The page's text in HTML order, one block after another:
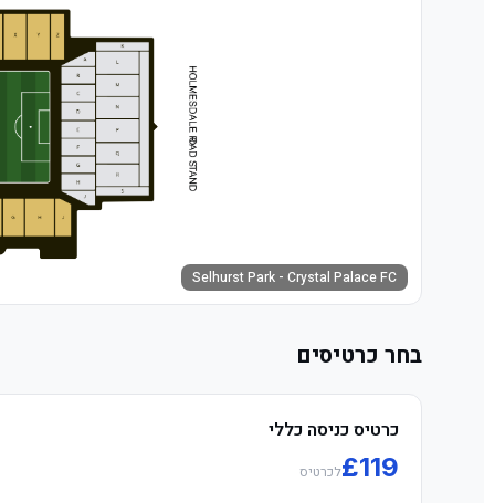
Selhurst Park - Crystal Palace FC
בחר כרטיסים
כרטיס כניסה כללי
£119 לכרטיס